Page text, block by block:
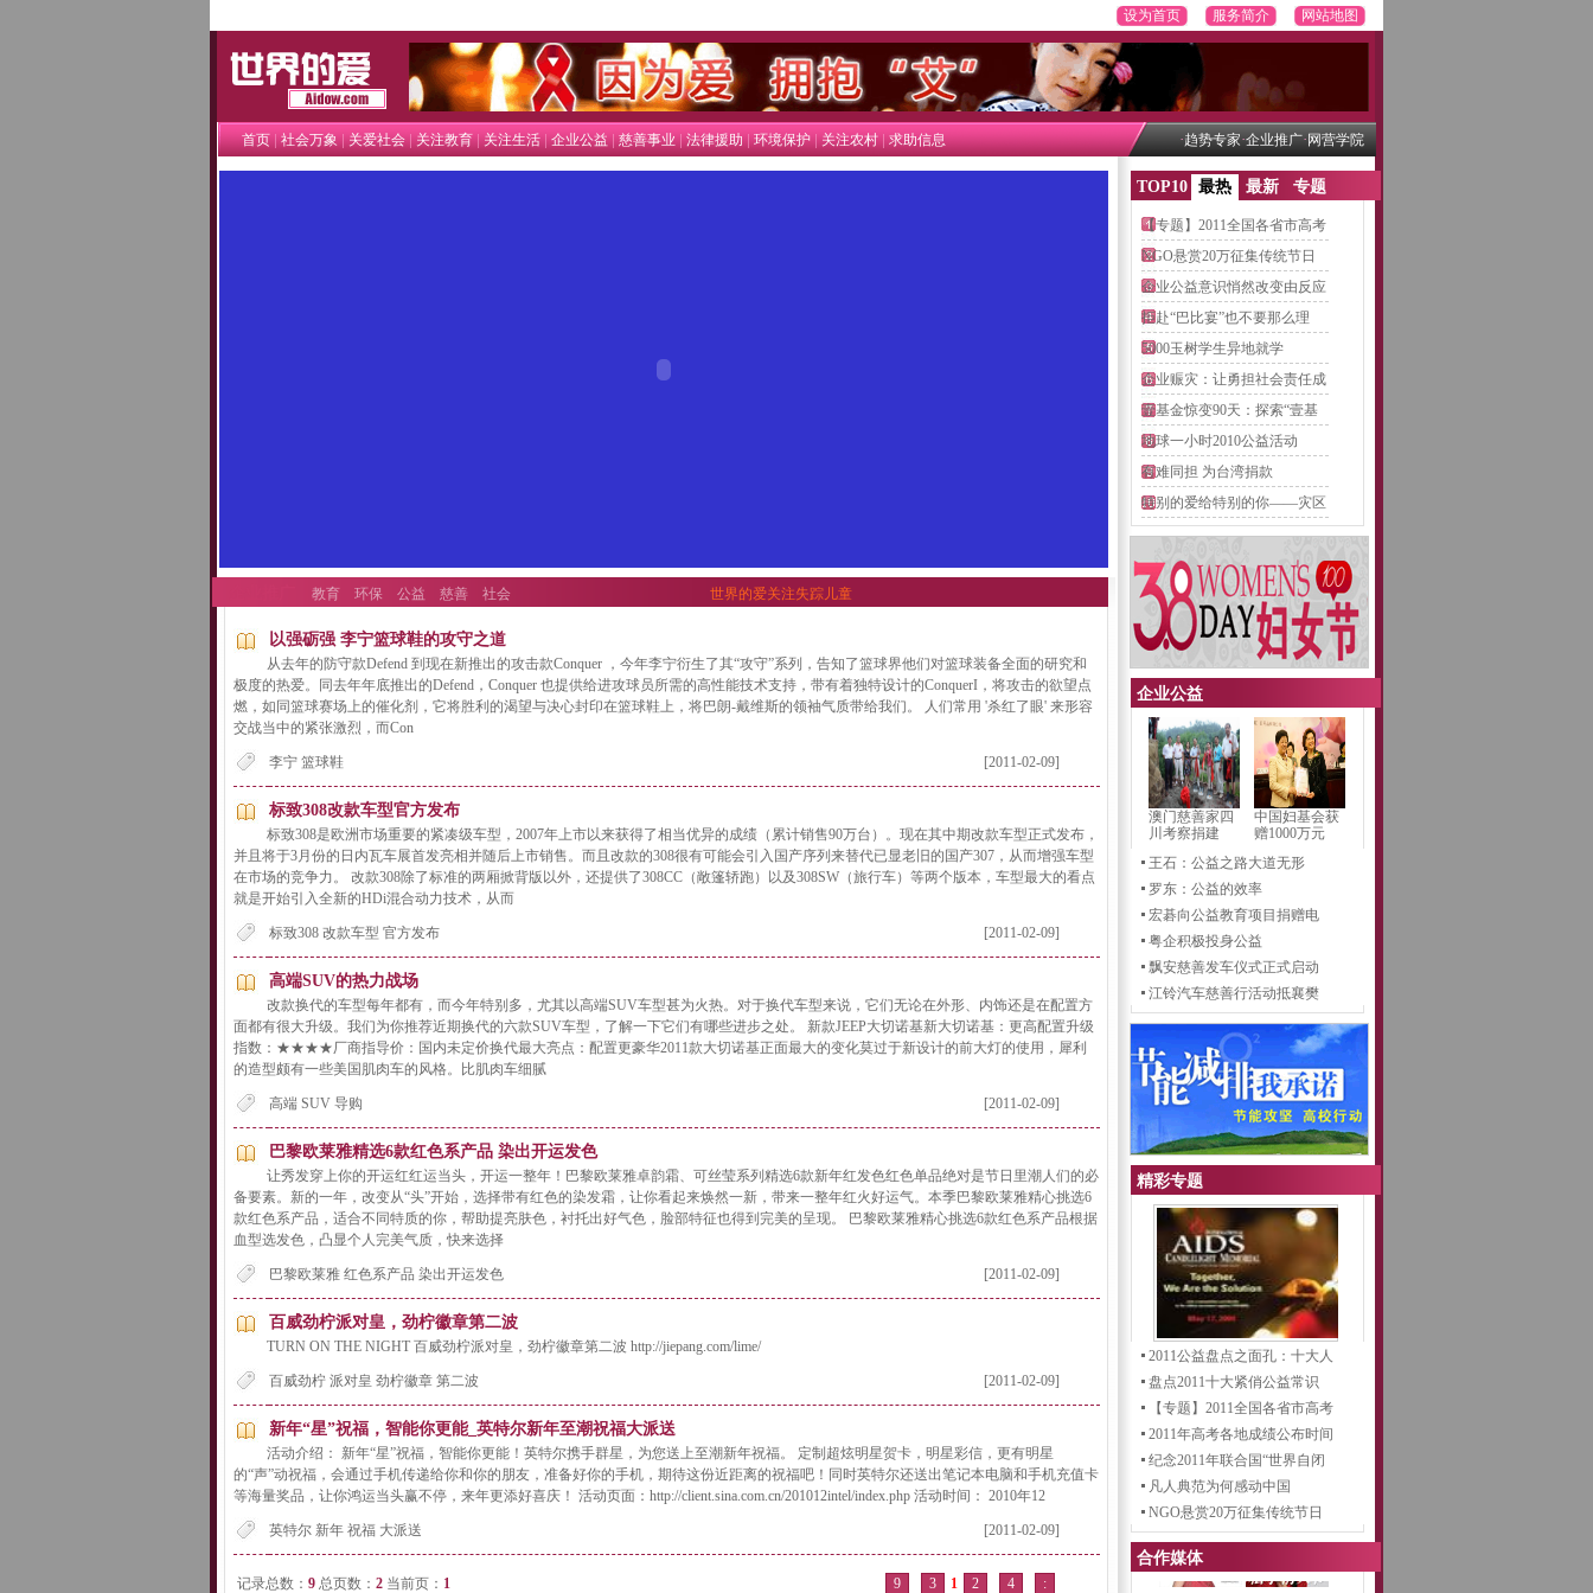
设为首页 服务简介 网站地图
世界的爱
首页|社会万象|关爱社会|关注教育|关注生活|企业公益|慈善事业|法律援助|环境保护|关注农村|求助信息 ·趋势专家·企业推广· 网营学院
教育 环保 公益 慈善 社会 世界的爱关注失踪儿童
以强砺强 李宁篮球鞋的攻守之道
从去年的防守款Defend 到现在新推出的攻击款Conquer ，今年李宁衍生了其“攻守”系列，告知了篮球界他们对篮球装备全面的研究和
极度的热爱。同去年年底推出的Defend，Conquer 也提供给进攻球员所需的高性能技术支持，带有着独特设计的ConquerI，将攻击的欲望点
燃，如同篮球赛场上的催化剂，它将胜利的渴望与决心封印在篮球鞋上，将巴朗-戴维斯的领袖气质带给我们。 人们常用 '杀红了眼' 来形容
交战当中的紧张激烈，而Con
李宁 篮球鞋 [2011-02-09]
标致308改款车型官方发布
标致308是欧洲市场重要的紧凑级车型，2007年上市以来获得了相当优异的成绩（累计销售90万台）。现在其中期改款车型正式发布，
并且将于3月份的日内瓦车展首发亮相并随后上市销售。而且改款的308很有可能会引入国产序列来替代已显老旧的国产307，从而增强车型
在市场的竞争力。 改款308除了标准的两厢掀背版以外，还提供了308CC（敞篷轿跑）以及308SW（旅行车）等两个版本，车型最大的看点
就是开始引入全新的HDi混合动力技术，从而
标致308 改款车型 官方发布 [2011-02-09]
高端SUV的热力战场
改款换代的车型每年都有，而今年特别多，尤其以高端SUV车型甚为火热。对于换代车型来说，它们无论在外形、内饰还是在配置方
面都有很大升级。我们为你推荐近期换代的六款SUV车型，了解一下它们有哪些进步之处。 新款JEEP大切诺基新大切诺基：更高配置升级
指数：★★★★厂商指导价：国内未定价换代最大亮点：配置更豪华2011款大切诺基正面最大的变化莫过于新设计的前大灯的使用，犀利
的造型颇有一些美国肌肉车的风格。比肌肉车细腻
高端 SUV 导购 [2011-02-09]
巴黎欧莱雅精选6款红色系产品 染出开运发色
让秀发穿上你的开运红红运当头，开运一整年！巴黎欧莱雅卓韵霜、可丝莹系列精选6款新年红发色红色单品绝对是节日里潮人们的必
备要素。新的一年，改变从“头”开始，选择带有红色的染发霜，让你看起来焕然一新，带来一整年红火好运气。本季巴黎欧莱雅精心挑选6
款红色系产品，适合不同特质的你，帮助提亮肤色，衬托出好气色，脸部特征也得到完美的呈现。 巴黎欧莱雅精心挑选6款红色系产品根据
血型选发色，凸显个人完美气质，快来选择
巴黎欧莱雅 红色系产品 染出开运发色 [2011-02-09]
百威劲柠派对皇，劲柠徽章第二波
TURN ON THE NIGHT 百威劲柠派对皇，劲柠徽章第二波 http://jiepang.com/lime/
百威劲柠 派对皇 劲柠徽章 第二波 [2011-02-09]
新年“星”祝福，智能你更能_英特尔新年至潮祝福大派送
活动介绍： 新年“星”祝福，智能你更能！英特尔携手群星，为您送上至潮新年祝福。 定制超炫明星贺卡，明星彩信，更有明星
的“声”动祝福，会通过手机传递给你和你的朋友，准备好你的手机，期待这份近距离的祝福吧！同时英特尔还送出笔记本电脑和手机充值卡
等海量奖品，让你鸿运当头赢不停，来年更添好喜庆！ 活动页面：http://client.sina.com.cn/201012intel/index.php 活动时间： 2010年12
英特尔 新年 祝福 大派送 [2011-02-09]
记录总数： 9 总页数： 2 当前页： 1 9 3 1 2 4 :
TOP10 最热 最新 专题
【专题】2011全国各省市高考
NGO悬赏20万征集传统节日
LOG
企业公益意识悄然改变由反应
拒赴“巴比宴”也不要那么理
5000玉树学生异地就学
企业赈灾：让勇担社会责任成
壹基金惊变90天：探索“壹基
地球一小时2010公益活动
有难同担 为台湾捐款
特别的爱给特别的你——灾区
企业公益
澳门慈善家四
川考察捐建
中国妇基会获
赠1000万元
王石：公益之路大道无形
罗东：公益的效率
宏碁向公益教育项目捐赠电
粤企积极投身公益
飘安慈善发车仪式正式启动
江铃汽车慈善行活动抵襄樊
精彩专题
2011公益盘点之面孔：十大人
盘点2011十大紧俏公益常识
【专题】2011全国各省市高考
2011年高考各地成绩公布时间
纪念2011年联合国“世界自闭
凡人典范为何感动中国
NGO悬赏20万征集传统节日
LOG
合作媒体